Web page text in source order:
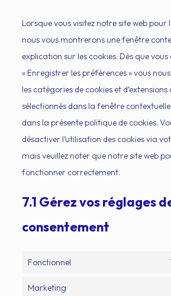
Lorsque vous visitez notre site web
nous vous montrerons une fenêtre
explication sur les cookies. Dès que vous
« Enregistrer les préférences » vous
les catégories de cookies et
sélectionnés dans la fenêtre
dans la présente politique de cookies.
désactiver l’utilisation des cookies via
mais veuillez noter que notre site web
fonctionner correctement.
7.1 Gérez vos réglages
consentement
Fonctionnel
Marketing